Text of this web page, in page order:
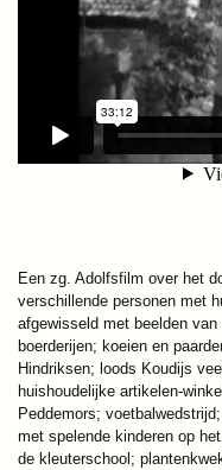
Een zg. Adolfsfilm over het
verschillende personen met
afgewisseld met beelden
boerderijen; koeien en
Hindriksen; loods Koudijs
huishoudelijke artikelen-
Peddemors;
met spelende kinderen op
de kleuterschool;